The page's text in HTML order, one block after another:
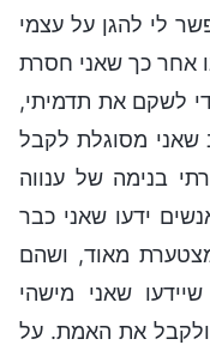
לי להגן על עצמי
אחר כך שאני חסרת
לשקם את תדמיתי,
שאני מסוגלת לקבל
בנימה של ענווה
ידעו שאני כבר
מאוד, ושהם
שאני מישהי
את האמת. על